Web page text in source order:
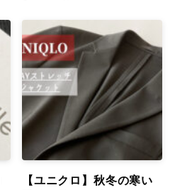
【ユニクロ】秋冬の寒い